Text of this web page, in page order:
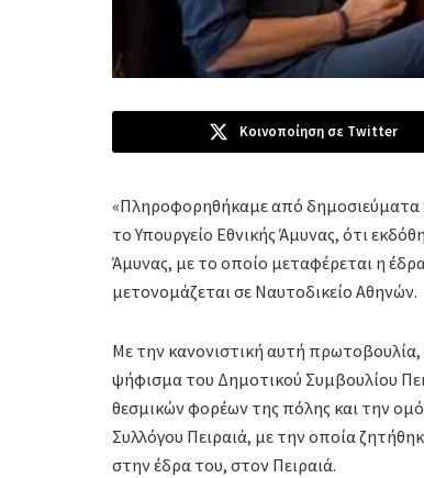
Κοινοποίηση σε Twitter
«Πληροφορηθήκαμε από δημοσιεύματα
το Υπουργείο Εθνικής Άμυνας, ότι
Άμυνας, με το οποίο μεταφέρεται η
μετονομάζεται σε Ναυτοδικείο Αθηνών.
Με την κανονιστική αυτή
ψήφισμα του Δημοτικού Συμβουλίου
θεσμικών φορέων της πόλης και την
Συλλόγου Πειραιά, με την οποία
στην έδρα του, στον Πειραιά.